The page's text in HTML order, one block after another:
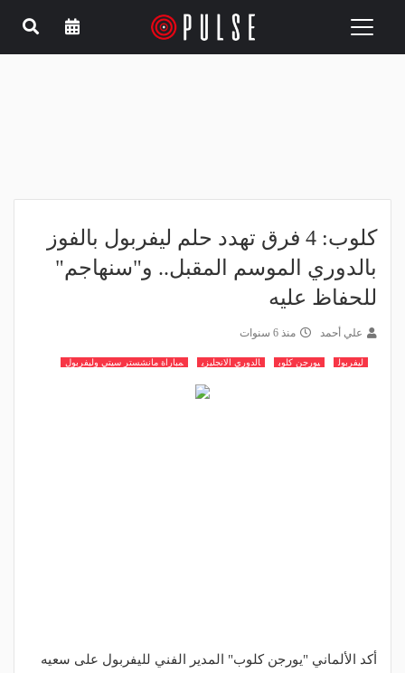
Toggle
كلوب: 4 فرق تهدد حلم ليفربول بالفوز
بالدوري الموسم المقبل.. و"سنهاجم"
للحفاظ عليه
علي أحمد منذ 6 سنوات
ليفربول يورجن كلوب الدوري الانجليزي مباراة مانشستر سيتي وليفربول
أكد الألماني "يورجن كلوب" المدير الفني لليفربول على سعيه